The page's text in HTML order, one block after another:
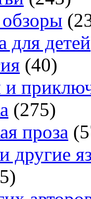
для детей
(40)
и
(275)
проза
другие